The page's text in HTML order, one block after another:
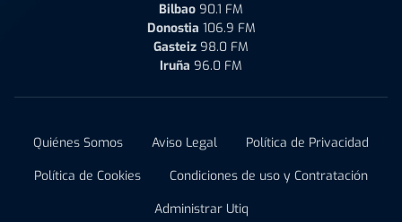
Bilbao 90.1 FM
Donostia 106.9 FM
Gasteiz 98.0 FM
Iruña 96.0 FM
Quiénes Somos Aviso Legal
Política de Privacidad
Política de Cookies
Condiciones de uso y Contratación
Administrar Utiq